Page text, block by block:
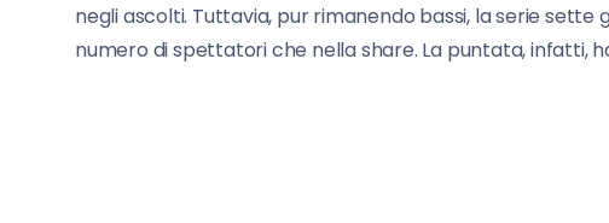
negli ascolti. Tuttavia, pur rimanendo bassi, la serie
numero di spettatori che nella share. La puntata, infatti,